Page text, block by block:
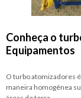
Conheça o
Equipamentos
O turbo atomizadores
maneira homogênea